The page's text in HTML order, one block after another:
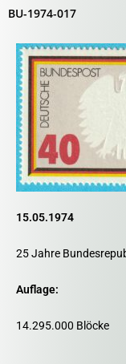
BU-1974-017
15.05.1974
25 Jahre
Auflage:
14.295.000 Blöcke